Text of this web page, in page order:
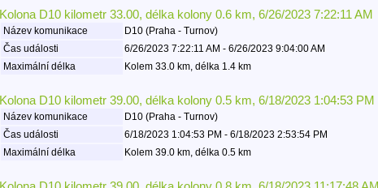
Kolona D10 kilometr 33.00, délka kolony 0.6 km, 6/26/2023 7:22:11 AM
Název komunikace D10 (Praha - Turnov)
Čas události
6/26/2023 7:22:11 AM - 6/26/2023 9:04:00 AM
Maximální délka
Kolem 33.0 km, délka 1.4 km
Kolona D10 kilometr 39.00, délka kolony 0.5 km, 6/18/2023 1:04:53 PM
Název komunikace D10 (Praha - Turnov)
Čas události
6/18/2023 1:04:53 PM - 6/18/2023 2:53:54 PM
Maximální délka
Kolem 39.0 km, délka 0.5 km